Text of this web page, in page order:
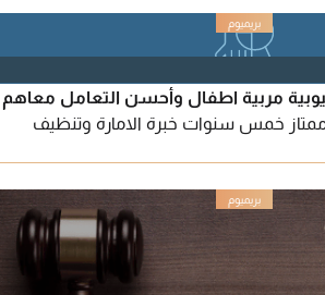
مربية اطفال وأحسن التعامل معاهم
خمس سنوات خبرة الامارة وتنظيف